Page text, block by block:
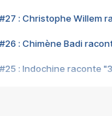
#27 : Christophe Willem
#26 : Chimène Badi
#25 : Indochine raconte